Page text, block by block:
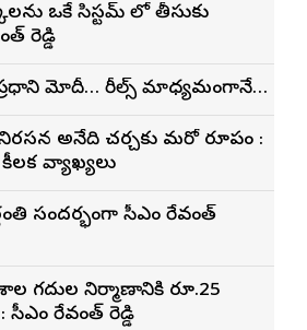
ఒకే సిస్టమ్ లో తీసుకు
రెడ్డి
మోదీ… రీల్స్ మాధ్యమంగానే…
అనేది చర్చకు మరో రూపం :
వ్యాఖ్యలు
సందర్భంగా సీఎం రేవంత్‌
గ‌దుల నిర్మాణానికి రూ.25
ల‌క్ష‌లు మంజూరు : సీఎం రేవంత్ రెడ్డి